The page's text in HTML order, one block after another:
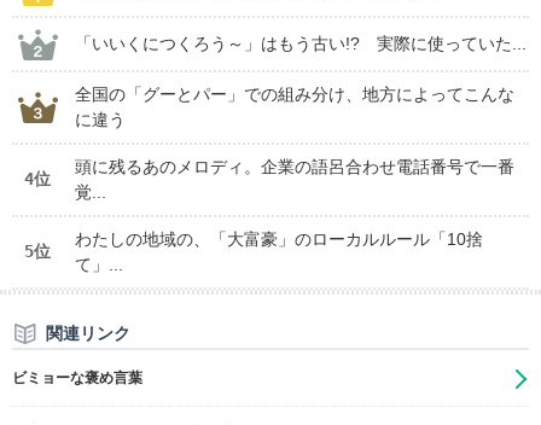
「いいくにつくろう～」はもう古い!? 実際に使っていた...
全国の「グーとパー」での組み分け、地方によってこんな
に違う
4位
頭に残るあのメロディ。企業の語呂合わせ電話番号で一番
覚...
5位
わたしの地域の、「大富豪」のローカルルール「10捨
て」...
関連リンク
ビミョーな褒め言葉